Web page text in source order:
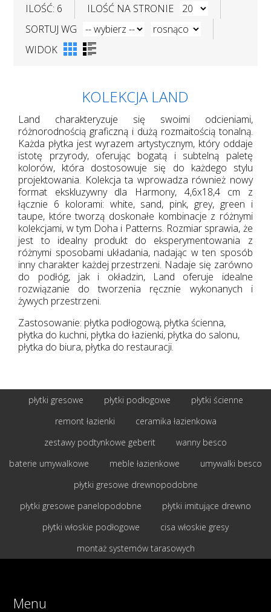
ILOŚĆ: 6
ILOŚĆ NA STRONIE
SORTUJ WG
WIDOK
KOLEKCJA LAND
Land charakteryzuje się swoimi odcieniami,
różnorodnością graficzną i dużą rozmaitością tonalną.
Każda płytka jest wyrazem artystycznym, który oddaje
istotę przyrody, oferując bogatą i subtelną paletę
kolorów, która dostosowuje się do każdego stylu
projektowania. Kolekcja ta wprowadza również nowy
format ekskluzywny dla Harmony, 4,6x18,4 cm z
łącznie 6 kolorami: white, sand, pink, grey, green i
taupe, które tworzą doskonałe kombinacje z różnymi
kolekcjami, w tym Doha i Patterns. Rozmiar sprawia, że
jest to idealny produkt do eksperymentowania z
różnymi sposobami układania, nadając w ten sposób
inny charakter każdej przestrzeni. Nadaje się zarówno
do podłóg, jak i okładzin, Land oferuje idealne
rozwiązanie do tworzenia ręcznie wykonanych i
żywych przestrzeni.
Zastosowanie: płytka podłogową, płytka ścienna,
płytka do kuchni, płytka do łazienki, płytka do salonu,
płytka do biura, płytka do restauracji.
płytki gresowe płytki podłogowe
płytki ścienne
remont łazienki
ceramika łazienkowa
zestawy podtynkowe geberit
wanny besco
baterie umywalkowe
meble łazienkowe
umywalki besco
płytki gresowe drewnopodobne
płytki gresowe panelopodobne
płytki imitujące drewno
płytki włoskie podłogowe
cisa włoskie gresy
montaż systemów tarasowych
Menu